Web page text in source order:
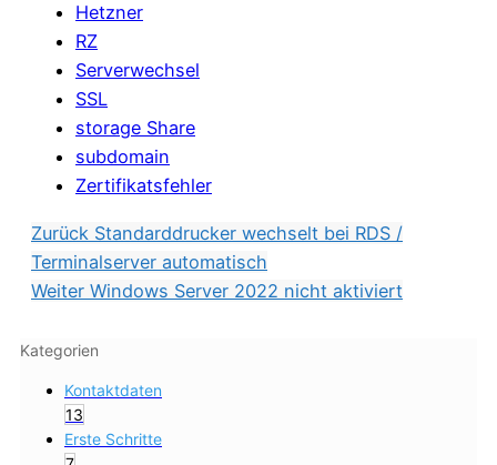
Hetzner
RZ
Serverwechsel
SSL
storage Share
subdomain
Zertifikatsfehler
Zurück Standarddrucker wechselt bei RDS /
Terminalserver automatisch
Weiter Windows Server 2022 nicht aktiviert
Kategorien
Kontaktdaten
13
Erste Schritte